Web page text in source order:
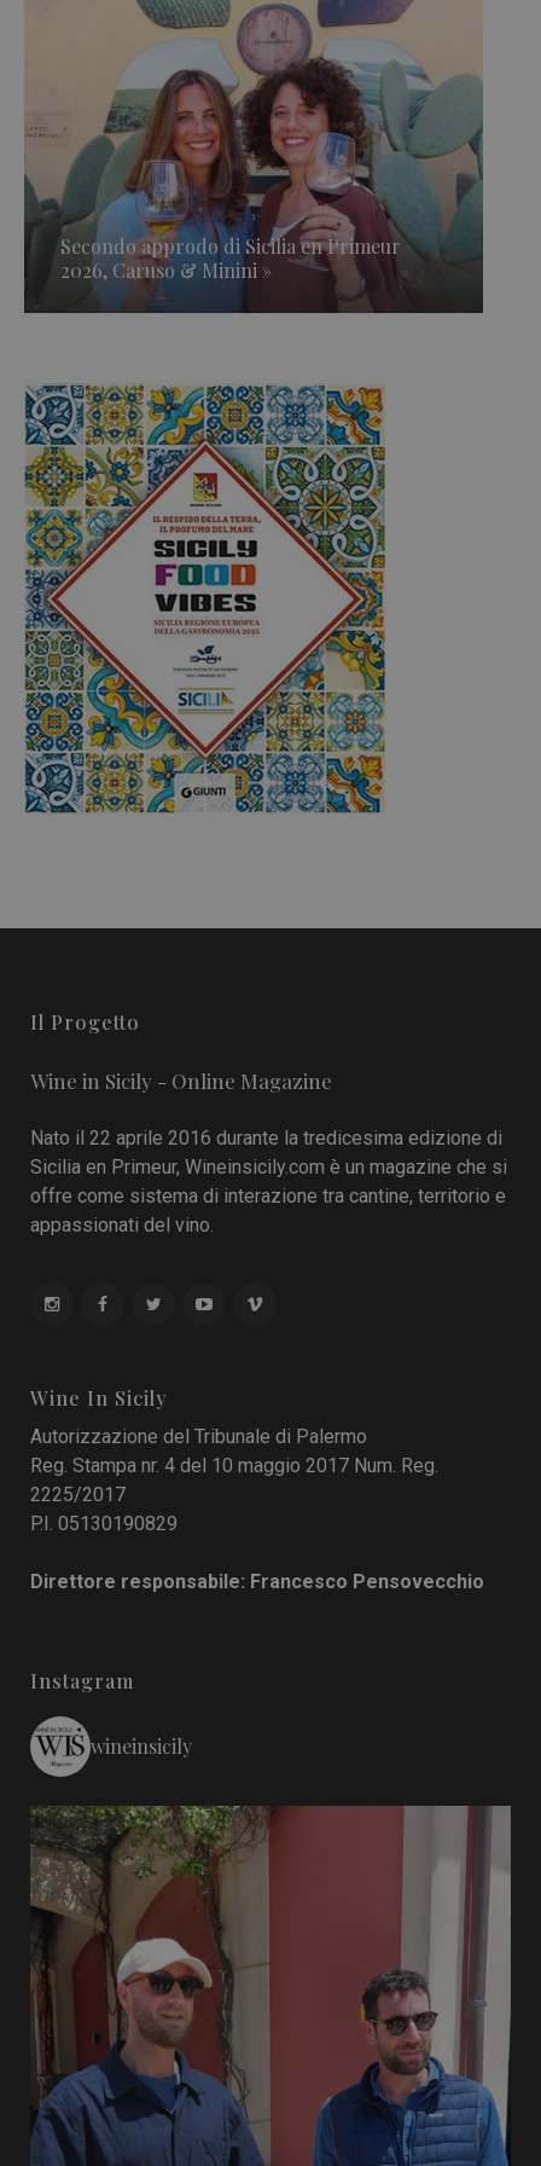
Secondo approdo di Sicilia en Primeur
2026, Caruso & Minini »
Il Progetto
Wine in Sicily - Online Magazine
Nato il 22 aprile 2016 durante la tredicesima edizione di
Sicilia en Primeur, Wineinsicily.com è un magazine che si
offre come sistema di interazione tra cantine, territorio e
appassionati del vino.
Wine In Sicily
Autorizzazione del Tribunale di Palermo
Reg. Stampa nr. 4 del 10 maggio 2017 Num. Reg.
2225/2017
P.I. 05130190829
Direttore responsabile: Francesco Pensovecchio
Instagram
wineinsicily